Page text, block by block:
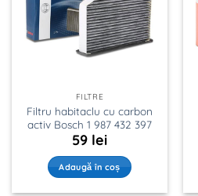
FILTRE
Filtru habitaclu cu carbon
activ Bosch 1 987 432 397
59 lei
Adaugă în coș